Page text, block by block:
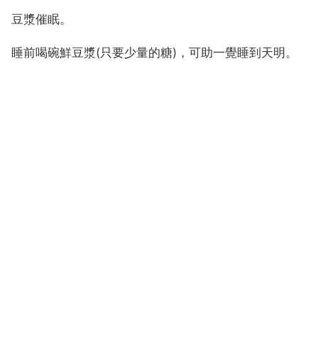
‍‍豆漿催眠。
睡前喝碗鮮豆漿(只要少量的糖)，可助一覺睡到天明。